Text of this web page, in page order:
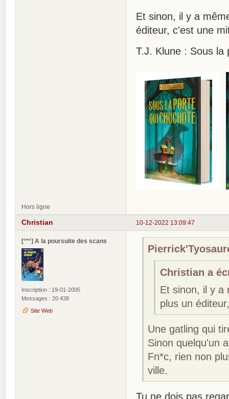
Et sinon, il y a
éditeur, c'est une
T.J. Klune : Sous la
Hors ligne
10-12-2022 13:09:47
Christian
[°*°] A la poursuite des scans
Inscription : 19-01-2005
Messages : 20 438
Site Web
Christian a
Et sinon, il y a
plus un
Une gatling qui
Sinon quelqu'un
Fn*c, rien non
ville.
Tu ne dois pas